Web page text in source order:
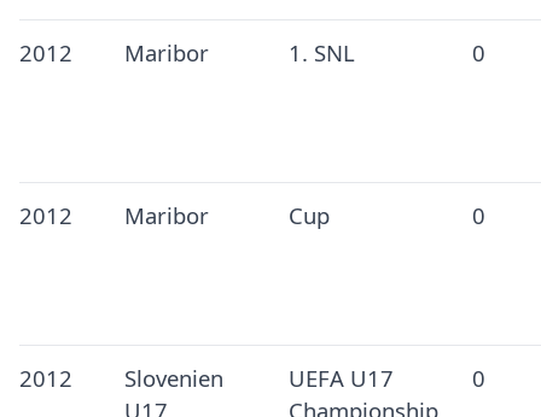
2012 Maribor 1. SNL 0
2012 Maribor Cup 0
2012
Slovenien
U17
UEFA U17
Championship
0